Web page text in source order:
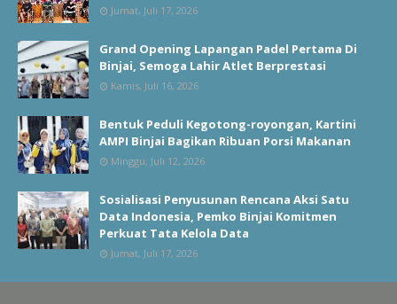
Jumat, Juli 17, 2026
Grand Opening Lapangan Padel Pertama Di
Binjai, Semoga Lahir Atlet Berprestasi
Kamis, Juli 16, 2026
Bentuk Peduli Kegotong-royongan, Kartini
AMPI Binjai Bagikan Ribuan Porsi Makanan
Minggu, Juli 12, 2026
Sosialisasi Penyusunan Rencana Aksi Satu
Data Indonesia, Pemko Binjai Komitmen
Perkuat Tata Kelola Data
Jumat, Juli 17, 2026